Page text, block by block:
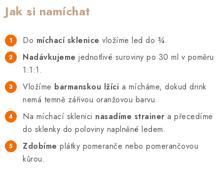
Jak si namíchat
Do míchací sklenice vložíme led do ¾.
Nadávkujeme jednotlivé suroviny po 30 ml v poměru
1:1:1.
Vložíme barmanskou lžíci a mícháme, dokud drink
nemá temně zářivou oranžovou barvu.
Na míchací sklenici nasadíme strainer a přecedíme
do sklenky do poloviny naplněné ledem.
Zdobíme plátky pomeranče nebo pomerančovou
kůrou.